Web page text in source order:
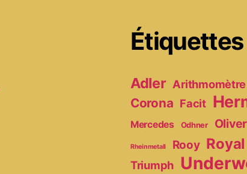
Étiquettes
Adler Arithmomètre
Corona Facit
Mercedes Odhner Oliver
Rheinmetall Rooy Royal
Triumph